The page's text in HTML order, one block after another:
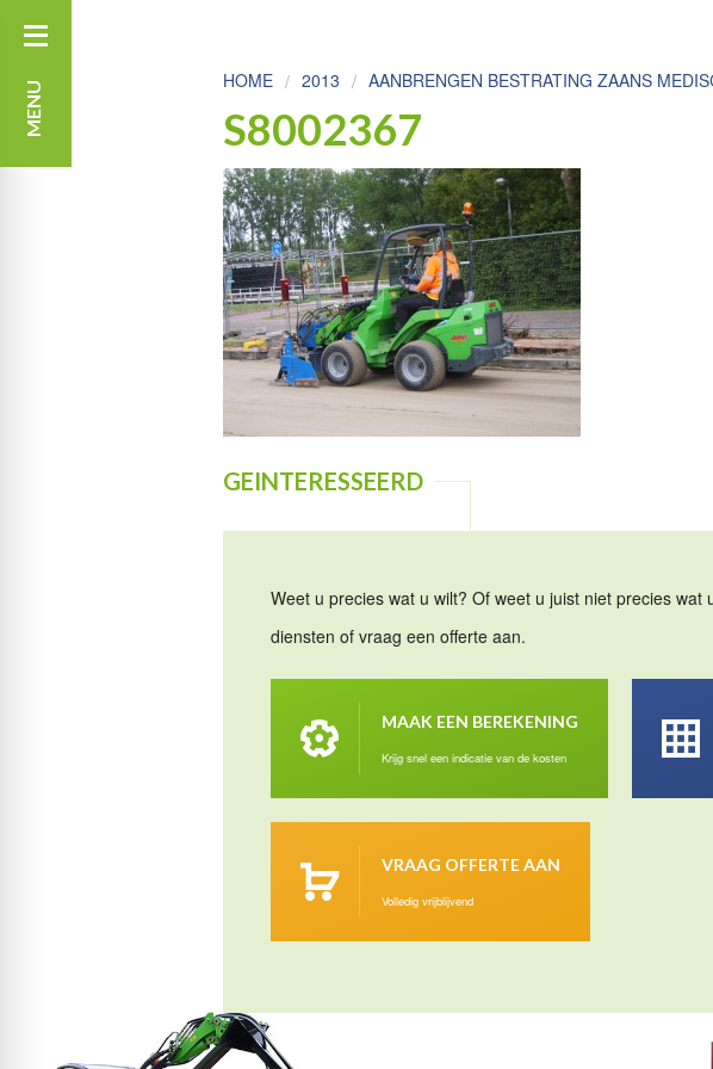
MENU
HOME 2013 AANBRENGEN BESTRATING ZAANS
S8002367
GEINTERESSEERD
Weet u precies wat u wilt? Of weet u juist niet precies
diensten of vraag een offerte aan.
MAAK EEN BEREKENING
Krijg snel een indicatie van de kosten
VRAAG OFFERTE AAN
Volledig vrijblijvend